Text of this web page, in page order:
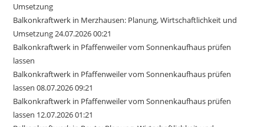
Umsetzung
Balkonkraftwerk in Merzhausen: Planung, Wirtschaftlichkeit und
Umsetzung 24.07.2026 00:21
Balkonkraftwerk in Pfaffenweiler vom Sonnenkaufhaus prüfen
lassen
Balkonkraftwerk in Pfaffenweiler vom Sonnenkaufhaus prüfen
lassen 08.07.2026 09:21
Balkonkraftwerk in Pfaffenweiler vom Sonnenkaufhaus prüfen
lassen 12.07.2026 01:21